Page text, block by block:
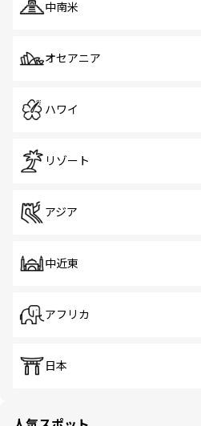
中南米
オセアニア
ハワイ
リゾート
アジア
中近東
アフリカ
日本